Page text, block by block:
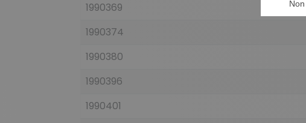
1990369
1990374
1990380
1990396
1990401